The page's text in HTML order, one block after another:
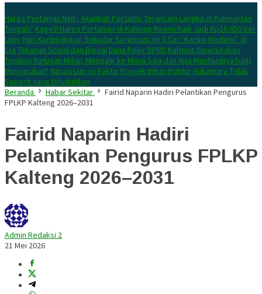
Harga Pertamax Naik, Akankah Pertalite Terancam Langka di Kalimantan
Tengah? Kaget! Harga Pertamax di Kalteng Resmi Naik Jadi Rp16.650 per
Liter Hari Kartini Bukan Sekadar Seremoni: Ini 5 Ciri “Kartini Modern” di
Era Tekanan Sosial dan Digital Dana Pokir DPRD Kalteng Diperkirakan
Tembus Ratusan Miliar, Mengalir ke Mana Saja dan Apa Manfaatnya bagi
Masyarakat? Narasi Liar vs Fakta: Proyek Infrastruktur Sukamara Tidak
Seperti yang Dituduhkan
Beranda
Habar Sekitar
Fairid Naparin Hadiri Pelantikan Pengurus
FPLKP Kalteng 2026–2031
Fairid Naparin Hadiri
Pelantikan Pengurus FPLKP
Kalteng 2026–2031
Admin Redaksi 2
21 Mei 2026